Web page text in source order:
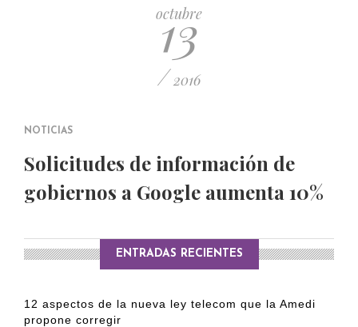
octubre
13
/ 2016
NOTICIAS
Solicitudes de información de
gobiernos a Google aumenta 10%
ENTRADAS RECIENTES
12 aspectos de la nueva ley telecom que la Amedi
propone corregir